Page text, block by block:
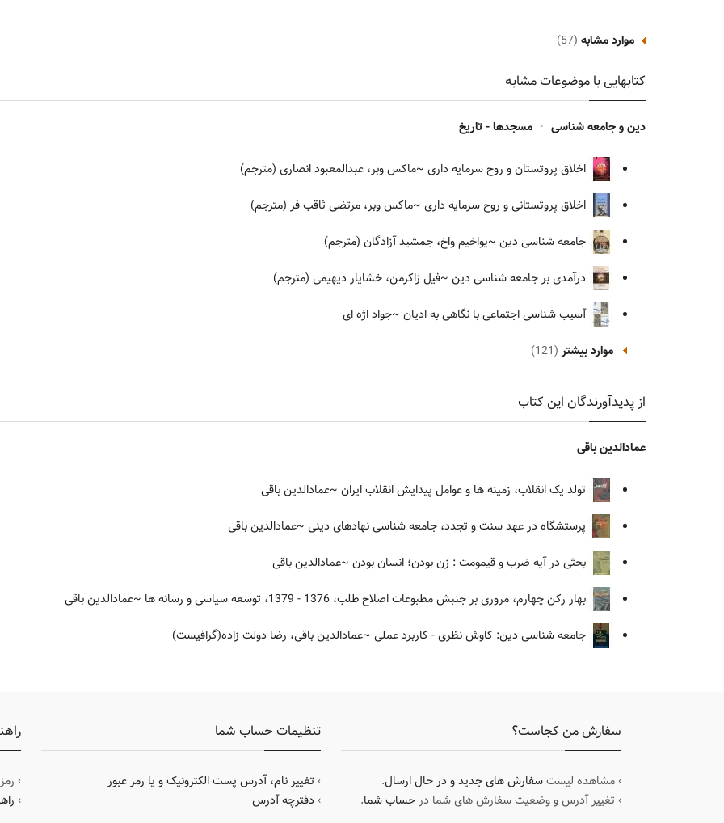
موارد مشابه (57)
کتابهایی با موضوعات مشابه
دین و جامعه شناسی • مسجدها - تاریخ
اخلاق پروتستان و روح سرمایه داری ~ماکس وبر، عبدالمعبود انصاری (مترجم)
اخلاق پروتستانی و روح سرمایه داری ~ماکس وبر، مرتضی ثاقب فر (مترجم)
جامعه شناسی دین ~یواخیم واخ، جمشید آزادگان (مترجم)
درآمدی بر جامعه شناسی دین ~فیل زاکرمن، خشایار دیهیمی (مترجم)
آسیب شناسی اجتماعی با نگاهی به ادیان ~جواد اژه ای
موارد بیشتر (121)
از پدیدآورندگان این کتاب
عمادالدین باقی
تولد یک انقلاب، زمینه ها و عوامل پیدایش انقلاب ایران ~عمادالدین باقی
پرستشگاه در عهد سنت و تجدد، جامعه شناسی نهادهای دینی ~عمادالدین باقی
بحثی در آیه ضرب و قیمومت : زن بودن؛ انسان بودن ~عمادالدین باقی
بهار رکن چهارم، مروری بر جنبش مطبوعات اصلاح طلب، 1376 - 1379، توسعه سیاسی و رسانه ها
~عمادالدین باقی
جامعه شناسی دین: کاوش نظری - کاربرد عملی ~عمادالدین باقی، رضا دولت زاده(گرافیست)
سفارش من کجاست؟
› مشاهده لیستسفارش های جدید و در حال ارسال.
› تغییر آدرس و وضعیت سفارش های شما درحساب شما.
تنظیمات حساب شما
› تغییر نام، آدرس پست الکترونیک و یا رمز عبور
› دفترچه آدرس
›
›